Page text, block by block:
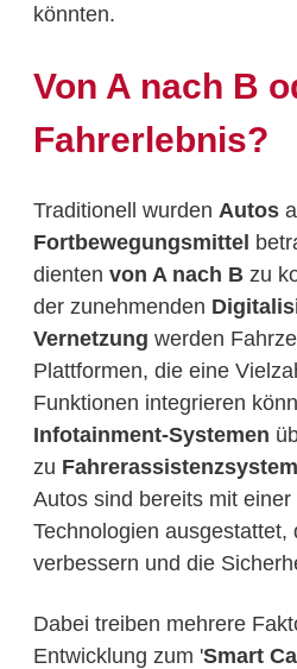
könnten.
Von A nach B
Fahrerlebnis?
Traditionell wurden Autos
Fortbewegungsmittel
dienten von A nach B zu
der zunehmenden
Vernetzung werden
Plattformen, die eine
Funktionen integrieren
Infotainment-Systemen
zu
Autos sind bereits mit einer
Technologien
verbessern und die
Dabei treiben mehrere
Entwicklung zum 'Smart